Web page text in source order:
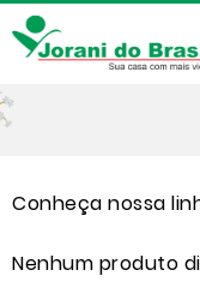
Conheça nossa
Nenhum produto